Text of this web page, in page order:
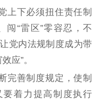
下必须扭住责任制
闯“雷区”零容忍，不
党内法规制度成为带
应”。
善制度规定，使制
着力提高制度执行